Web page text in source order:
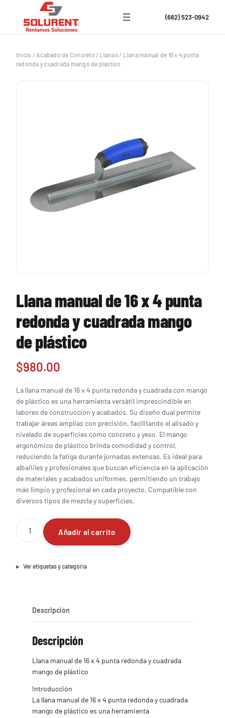
contenido
(662) 523-0942
Inicio / Acabado de Concreto / Llanas/ Llana manual de 16 x 4 punta
redonda y cuadrada mango de plástico
Llana manual de 16 x 4 punta
redonda y cuadrada mango
de plástico
$980.00
La llana manual de 16 x 4 punta redonda y cuadrada con mango
de plástico es una herramienta versátil imprescindible en
labores de construcción y acabados. Su diseño dual permite
trabajar áreas amplias con precisión, facilitando el alisado y
nivelado de superficies como concreto y yeso. El mango
ergonómico de plástico brinda comodidad y control,
reduciendo la fatiga durante jornadas extensas. Es ideal para
albañiles y profesionales que buscan eficiencia en la aplicación
de materiales y acabados uniformes, permitiendo un trabajo
más limpio y profesional en cada proyecto. Compatible con
diversos tipos de mezcla y superficies.
Llana
manual
x
cantidad
Añadir al carrito
Ver etiquetas y categoría
Descripción
Descripción
Llana manual de 16 x 4 punta redonda y cuadrada
mango de plástico
Introducción
La llana manual de 16 x 4 punta redonda y cuadrada
mango de plástico es una herramienta